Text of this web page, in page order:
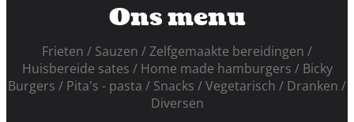
Ons menu
Frieten Sauzen
Zelfgemaakte bereidingen
Huisbereide sates
Home made hamburgers
Bicky
Burgers
Pita's - pasta Snacks Vegetarisch
Dranken
Diversen